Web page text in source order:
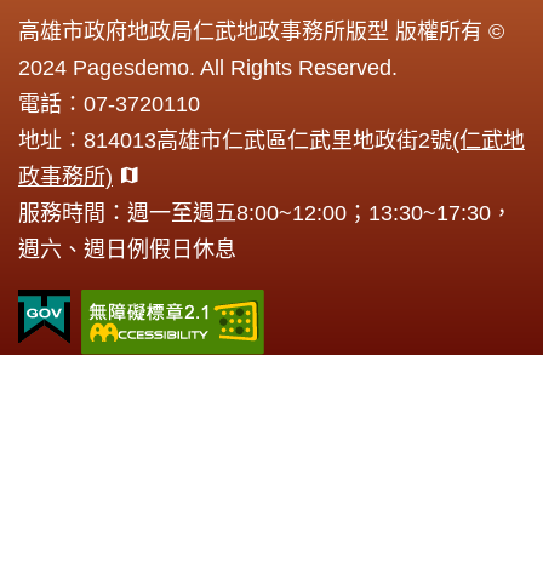
高雄市政府地政局仁武地政事務所版型 版權所有 ©
2024 Pagesdemo. All Rights Reserved.
電話：07-3720110
地址：814013高雄市仁武區仁武里地政街2號(仁武地
政事務所)
服務時間：週一至週五8:00~12:00；13:30~17:30，
週六、週日例假日休息